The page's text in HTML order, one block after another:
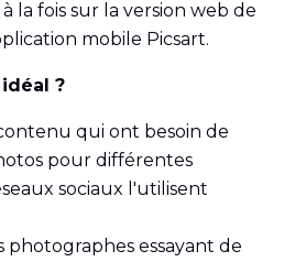
la fois sur la version web de
mobile Picsart.
?
qui ont besoin de
pour différentes
sociaux l'utilisent
photographes essayant de